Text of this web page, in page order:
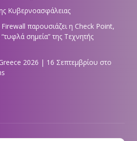
Κυβερνοασφάλειας
παρουσιάζει η Check Point,
σημεία” της Τεχνητής
2026 | 16 Σεπτεμβρίου στο